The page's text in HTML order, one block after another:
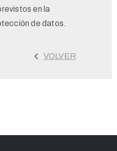
en la
de datos.
VOLVER